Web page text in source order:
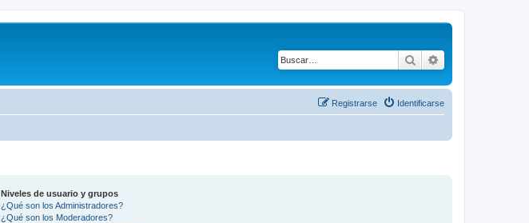
Buscar
Identificarse
Registrarse
Niveles de usuario y grupos
¿Qué son los Administradores?
¿Qué son los Moderadores?